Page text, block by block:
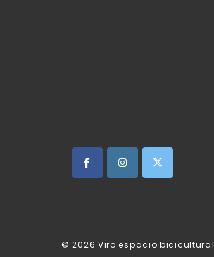
© 2026 Viro espacio bicicultural